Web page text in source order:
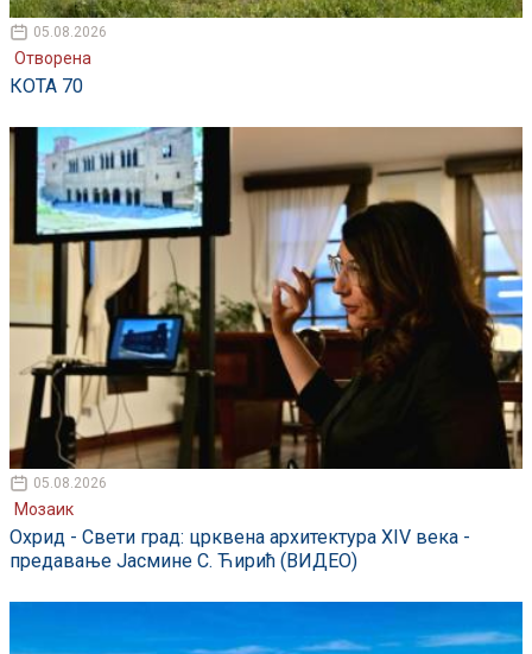
05.08.2026
Отворена
КОТА 70
05.08.2026
Мозаик
Охрид - Свети град: црквена архитектура XIV века -
предавање Јасмине С. Ћирић (ВИДЕО)